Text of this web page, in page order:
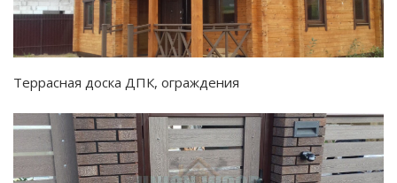
Террасная доска ДПК, ограждения